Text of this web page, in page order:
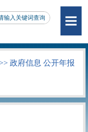
政府信息 公开年报